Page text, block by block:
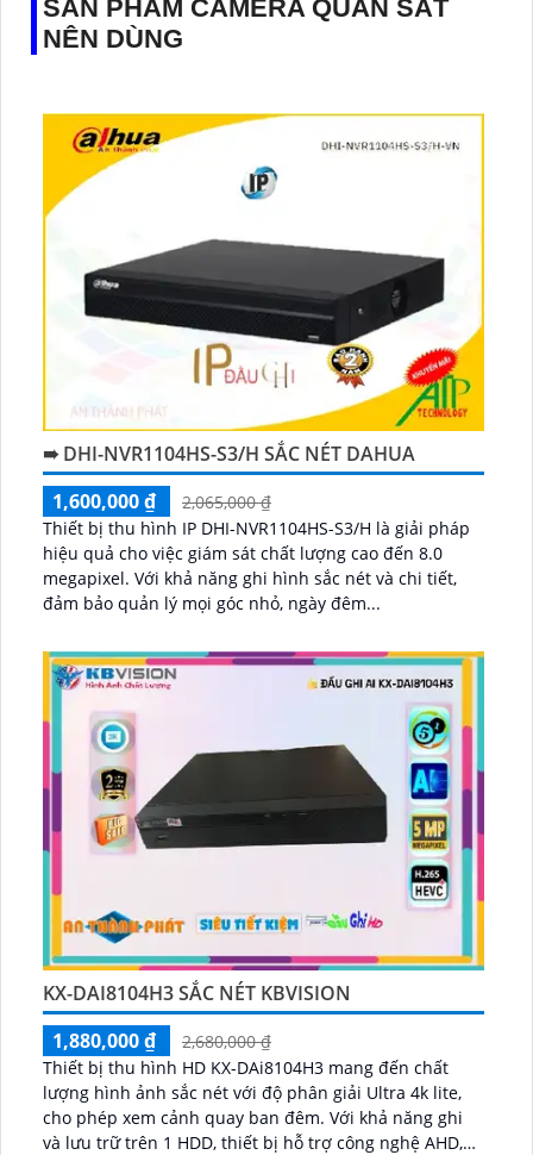
SẢN PHẨM CAMERA QUAN SÁT
NÊN DÙNG
➠ DHI-NVR1104HS-S3/H SẮC NÉT DAHUA
1,600,000 ₫
2,065,000 ₫
Thiết bị thu hình IP DHI-NVR1104HS-S3/H là giải pháp
hiệu quả cho việc giám sát chất lượng cao đến 8.0
megapixel. Với khả năng ghi hình sắc nét và chi tiết,
đảm bảo quản lý mọi góc nhỏ, ngày đêm...
KX-DAI8104H3 SẮC NÉT KBVISION
1,880,000 ₫
2,680,000 ₫
Thiết bị thu hình HD KX-DAi8104H3 mang đến chất
lượng hình ảnh sắc nét với độ phân giải Ultra 4k lite,
cho phép xem cảnh quay ban đêm. Với khả năng ghi
và lưu trữ trên 1 HDD, thiết bị hỗ trợ công nghệ AHD,